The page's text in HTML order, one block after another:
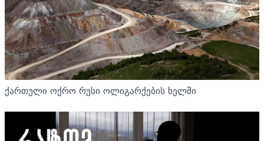
ქართული ოქრო რუსი ოლიგარქების ხელში